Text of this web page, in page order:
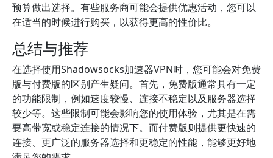
预算做出选择。有些服务商可能会提供优惠活动，您可以
在适当的时候进行购买，以获得更高的性价比。
总结与推荐
在选择使用Shadowsocks加速器VPN时，您可能会对免费
版与付费版的区别产生疑问。首先，免费版通常具有一定
的功能限制，例如速度较慢、连接不稳定以及服务器选择
较少等。这些限制可能会影响您的使用体验，尤其是在需
要高带宽或稳定连接的情况下。而付费版则提供更快速的
连接、更广泛的服务器选择和更稳定的性能，能够更好地